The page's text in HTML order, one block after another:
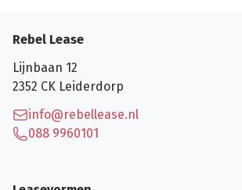
Rebel Lease
Lijnbaan 12
2352 CK Leiderdorp
info@rebellease.nl
088 9960101